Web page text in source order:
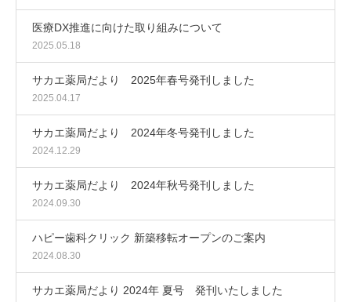
医療DX推進に向けた取り組みについて
2025.05.18
サカエ薬局だより 2025年春号発刊しました
2025.04.17
サカエ薬局だより 2024年冬号発刊しました
2024.12.29
サカエ薬局だより 2024年秋号発刊しました
2024.09.30
ハピー歯科クリック 新築移転オープンのご案内
2024.08.30
サカエ薬局だより 2024年 夏号 発刊いたしました